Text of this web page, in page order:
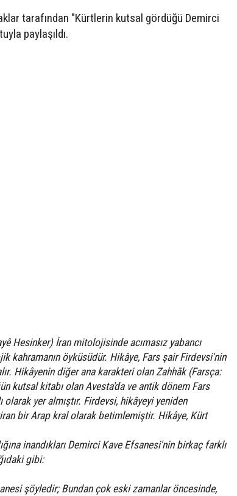
tarafından "Kürtlerin kutsal gördüğü Demirci
paylaşıldı.
Hesinker) İran mitolojisinde acımasız yabancı
kahramanın öyküsüdür. Hikâye, Fars şair Firdevsi'nin
Hikâyenin diğer ana karakteri olan Zahhāk (Farsça:
yer almıştır. Firdevsi, hikâyeyi yeniden
bir Arap kral olarak betimlemiştir. Hikâye, Kürt
inandıkları Demirci Kave Efsanesi'nin birkaç farklı
gibi:
şöyledir; Bundan çok eski zamanlar öncesinde,